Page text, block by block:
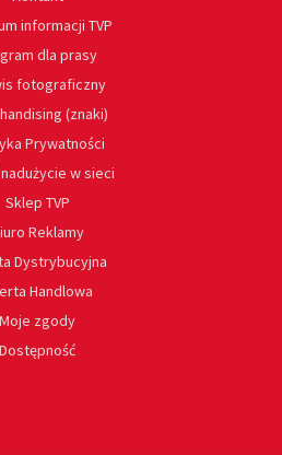
informacji TVP
dla prasy
fotograficzny
(znaki)
Prywatności
nadużycie w sieci
Sklep TVP
Reklamy
Dystrybucyjna
Handlowa
Moje zgody
Dostępność